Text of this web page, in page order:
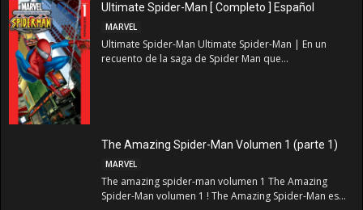
Ultimate Spider-Man [ Completo ] Español
MARVEL
Ultimate Spider-Man Ultimate Spider-Man | En un
recuento de la saga de Spider Man que...
The Amazing Spider-Man Volumen 1 (parte 1)
MARVEL
The amazing spider-man volumen 1 The Amazing
Spider-Man volumen 1 ! The Amazing Spider-Man es...